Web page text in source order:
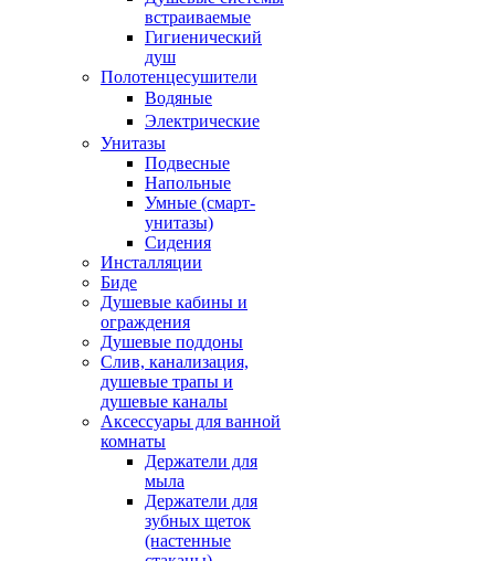
встраиваемые
Гигиенический
душ
Полотенцесушители
ㅤВодяные
ㅤЭлектрические
Унитазы
Подвесные
Напольные
Умные (смарт-
унитазы)
Сидения
Инсталляции
Биде
Душевые кабины и
ограждения
Душевые поддоны
Слив, канализация,
душевые трапы и
душевые каналы
Аксессуары для ванной
комнаты
Держатели для
мыла
Держатели для
зубных щеток
(настенные